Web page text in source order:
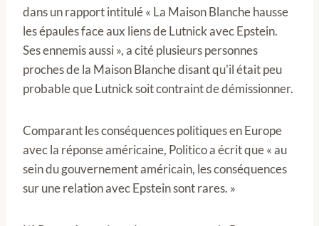
dans un rapport intitulé « La Maison Blanche hausse
les épaules face aux liens de Lutnick avec Epstein.
Ses ennemis aussi », a cité plusieurs personnes
proches de la Maison Blanche disant qu'il était peu
probable que Lutnick soit contraint de démissionner.
Comparant les conséquences politiques en Europe
avec la réponse américaine, Politico a écrit que « au
sein du gouvernement américain, les conséquences
sur une relation avec Epstein sont rares. »